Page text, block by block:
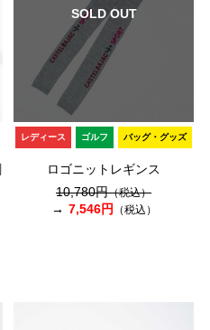
SOLD OUT
レディース ゴルフ バッグ・グッズ
ロゴニットレギンス
10,780円（税込）
7,546円 （税込）